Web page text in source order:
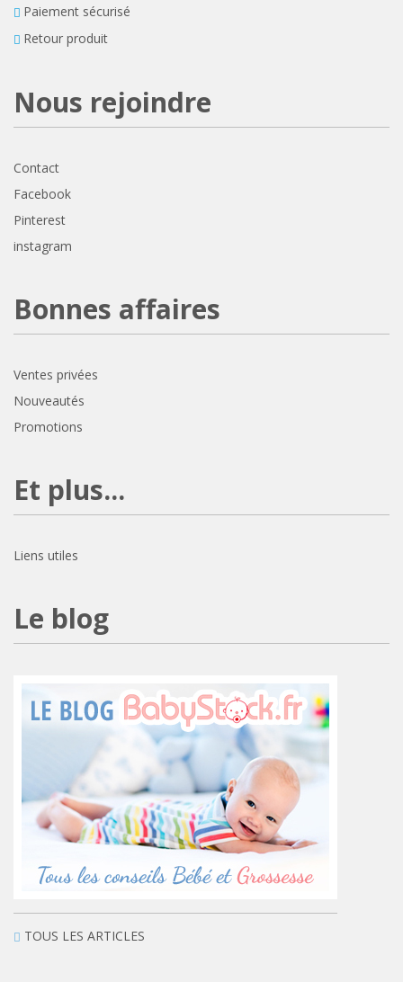
Paiement sécurisé
Retour produit
Nous rejoindre
Contact
Facebook
Pinterest
instagram
Bonnes affaires
Ventes privées
Nouveautés
Promotions
Et plus...
Liens utiles
Le blog
TOUS LES ARTICLES